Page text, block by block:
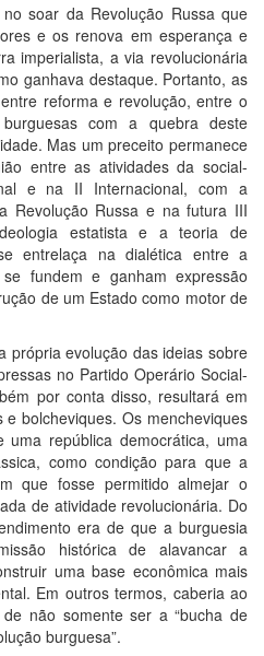
soar da Revolução Russa que
e os renova em esperança e
imperialista, a via revolucionária
ganhava destaque. Portanto, as
reforma e revolução, entre o
com a quebra deste
Mas um preceito permanece
entre as atividades da social-
e na II Internacional, com a
Revolução Russa e na futura III
estatista e a teoria de
entrelaça na dialética entre a
fundem e ganham expressão
de um Estado como motor de
própria evolução das ideias sobre
no Partido Operário Social-
por conta disso, resultará em
bolcheviques. Os mencheviques
república democrática, uma
como condição para que a
que fosse permitido almejar o
de atividade revolucionária. Do
era de que a burguesia
histórica de alavancar a
uma base econômica mais
Em outros termos, caberia ao
não somente ser a “bucha de
burguesa”.